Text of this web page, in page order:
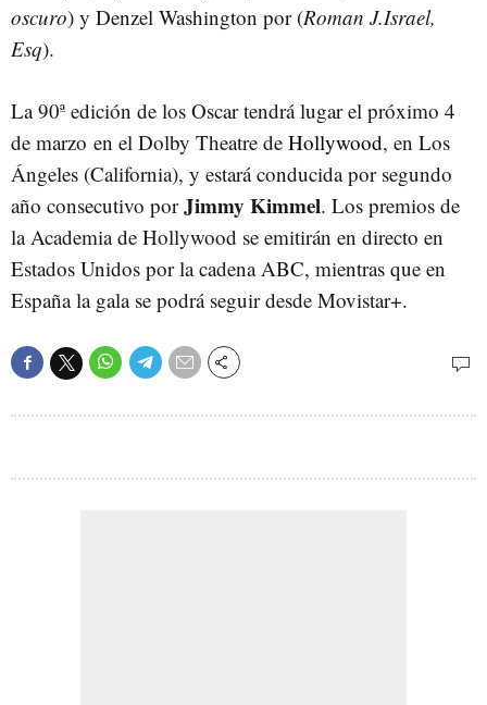
oscuro) y Denzel Washington por (Roman J.Israel,
Esq).
La 90ª edición de los Oscar tendrá lugar el próximo 4
de marzo en el Dolby Theatre de Hollywood, en Los
Ángeles (California), y estará conducida por segundo
año consecutivo porJimmy Kimmel. Los premios de
la Academia de Hollywood se emitirán en directo en
Estados Unidos por la cadena ABC, mientras que en
España la gala se podrá seguir desde Movistar+.